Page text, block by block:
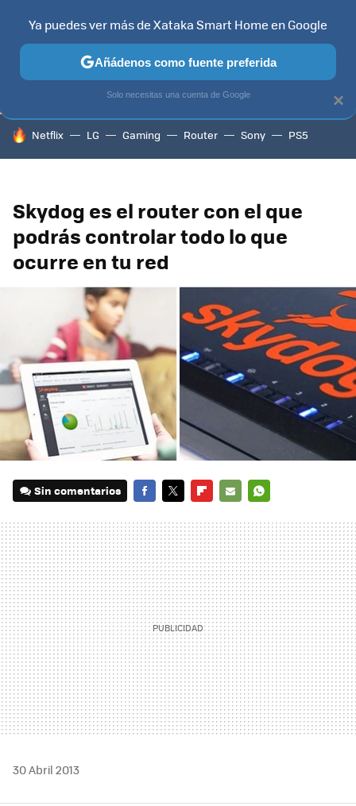
TELEVISORES CONTENIDOS SMART TV SELECCIÓN
HOY SE HABLA DE
Netflix LG Gaming Router Sony PS5
Skydog es el router con el que
podrás controlar todo lo que
ocurre en tu red
Sin comentarios
MAIL
30 Abril 2013
×
Ya puedes ver más de Xataka Smart Home en Google
Añádenos como fuente preferida
Solo necesitas una cuenta de Google